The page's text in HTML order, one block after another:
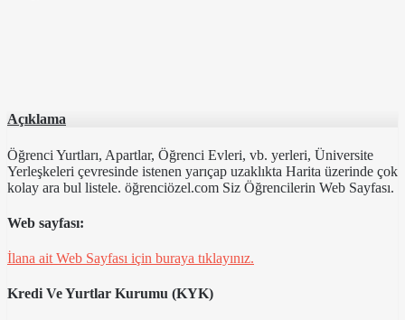
Açıklama
Öğrenci Yurtları, Apartlar, Öğrenci Evleri, vb. yerleri, Üniversite
Yerleşkeleri çevresinde istenen yarıçap uzaklıkta Harita üzerinde çok
kolay ara bul listele. öğrenciözel.com Siz Öğrencilerin Web Sayfası.
Web sayfası:
İlana ait Web Sayfası için buraya tıklayınız.
Kredi Ve Yurtlar Kurumu (KYK)